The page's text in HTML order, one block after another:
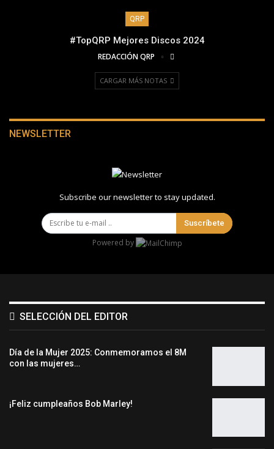
QRP
#TopQRP Mejores Discos 2024
REDACCIÓN QRP
CARGAR MÁS NOTAS
NEWSLETTER
Subscribe our newsletter to stay updated.
Suscríbete
Powered by
SELECCIÓN DEL EDITOR
Día de la Mujer 2025: Conmemoramos el 8M
con las mujeres…
¡Feliz cumpleaños Bob Marley!